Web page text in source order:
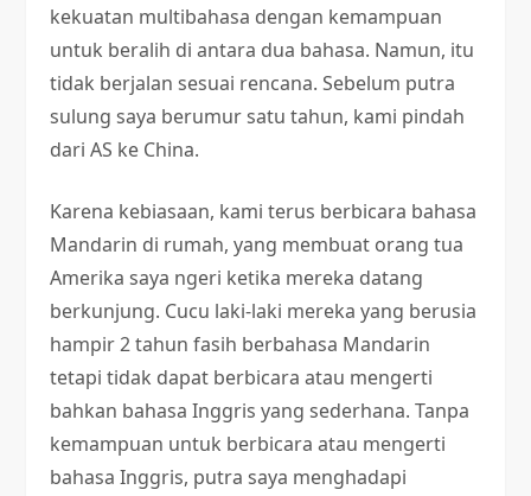
kekuatan multibahasa dengan kemampuan
untuk beralih di antara dua bahasa. Namun, itu
tidak berjalan sesuai rencana. Sebelum putra
sulung saya berumur satu tahun, kami pindah
dari AS ke China.
Karena kebiasaan, kami terus berbicara bahasa
Mandarin di rumah, yang membuat orang tua
Amerika saya ngeri ketika mereka datang
berkunjung. Cucu laki-laki mereka yang berusia
hampir 2 tahun fasih berbahasa Mandarin
tetapi tidak dapat berbicara atau mengerti
bahkan bahasa Inggris yang sederhana. Tanpa
kemampuan untuk berbicara atau mengerti
bahasa Inggris, putra saya menghadapi